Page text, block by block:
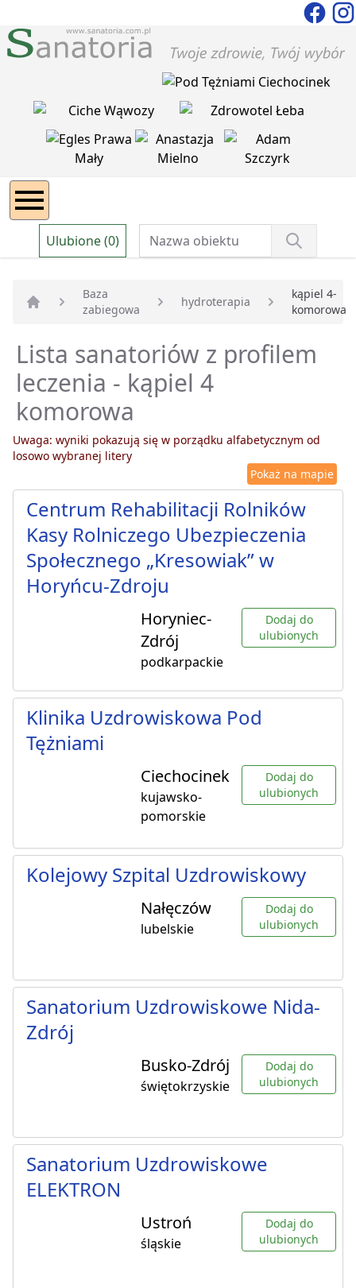
Ulubione (0)
Strona główna
Baza
zabiegowa
hydroterapia
kąpiel 4-
komorowa
Lista sanatoriów z profilem
leczenia - kąpiel 4
komorowa
Uwaga: wyniki pokazują się w porządku alfabetycznym od
losowo wybranej litery
Pokaż na mapie
Centrum Rehabilitacji Rolników
Kasy Rolniczego Ubezpieczenia
Społecznego „Kresowiak” w
Horyńcu-Zdroju
Horyniec-
Zdrój
podkarpackie
Dodaj do
ulubionych
Klinika Uzdrowiskowa Pod
Tężniami
Ciechocinek
kujawsko-
pomorskie
Dodaj do
ulubionych
Kolejowy Szpital Uzdrowiskowy
Nałęczów
lubelskie
Dodaj do
ulubionych
Sanatorium Uzdrowiskowe Nida-
Zdrój
Busko-Zdrój
świętokrzyskie
Dodaj do
ulubionych
Sanatorium Uzdrowiskowe
ELEKTRON
Ustroń
śląskie
Dodaj do
ulubionych